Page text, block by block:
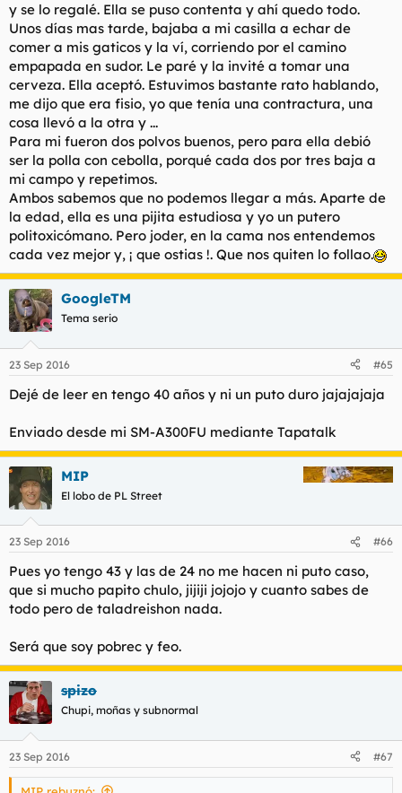
y se lo regalé. Ella se puso contenta y ahí quedo todo.
Unos días mas tarde, bajaba a mi casilla a echar de
comer a mis gaticos y la ví, corriendo por el camino
empapada en sudor. Le paré y la invité a tomar una
cerveza. Ella aceptó. Estuvimos bastante rato hablando,
me dijo que era fisio, yo que tenía una contractura, una
cosa llevó a la otra y ...
Para mi fueron dos polvos buenos, pero para ella debió
ser la polla con cebolla, porqué cada dos por tres baja a
mi campo y repetimos.
Ambos sabemos que no podemos llegar a más. Aparte de
la edad, ella es una pijita estudiosa y yo un putero
politoxicómano. Pero joder, en la cama nos entendemos
cada vez mejor y, ¡ que ostias !. Que nos quiten lo follao.
GoogleTM
Tema serio
23 Sep 2016 #65
Dejé de leer en tengo 40 años y ni un puto duro jajajajaja
Enviado desde mi SM-A300FU mediante Tapatalk
MIP
El lobo de PL Street
23 Sep 2016 #66
Pues yo tengo 43 y las de 24 no me hacen ni puto caso,
que si mucho papito chulo, jijiji jojojo y cuanto sabes de
todo pero de taladreishon nada.
Será que soy pobrec y feo.
spizo
Chupi, moñas y subnormal
23 Sep 2016 #67